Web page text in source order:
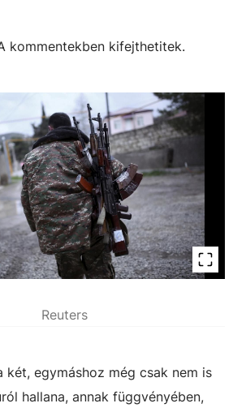
kommentekben kifejthetitek.
Reuters
két, egymáshoz még csak nem is
hallana, annak függvényében,